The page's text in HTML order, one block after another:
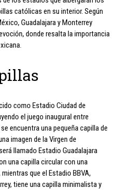
católicas en su interior. Según
Guadalajara y Monterrey
donde resalta la importancia
como Estadio Ciudad de
el juego inaugural entre
encuentra una pequeña capilla de
imagen de la Virgen de
llamado Estadio Guadalajara
una capilla circular con una
que el Estadio BBVA,
tiene una capilla minimalista y